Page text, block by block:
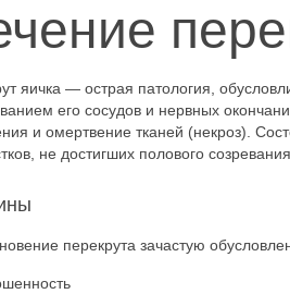
яичка — острая патология,
его сосудов и нервных
и омертвение тканей (некроз).
не достигших полового
перекрута зачастую